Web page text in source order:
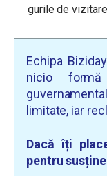
gurile de
Echipa
nicio
limitate, iar
Dacă îți
pentru